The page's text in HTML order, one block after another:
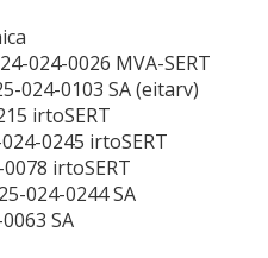
024-0026 MVA-SERT
024-0103 SA (eitarv)
irtoSERT
0245 irtoSERT
irtoSERT
024-0244 SA
SA